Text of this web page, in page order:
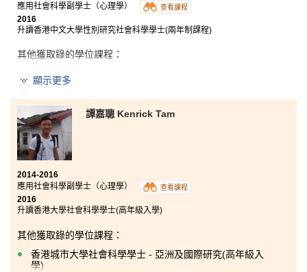
應用社會科學副學士（心理學）
查看課程
2016
升讀香港中文大學性別研究社會科學學士(兩年制課程)
其他獲取錄的學位課程 ：
香港教育大學心理學榮譽社會科學學士(高年級入學)
香港城市大學社會科學學士- 環保政策(高年級入學)
由於學習模式與以往大有不同，書院在學習及課程上都
最難忘的回憶是與志同道合的同伴一起奮鬥，為升讀大
學而努力温習的日子。
顯示更多
譚嘉聰 Kenrick Tam
2014-2016
應用社會科學副學士（心理學）
查看課程
2016
升讀香港大學社會科學學士(高年級入學)
其他獲取錄的學位課程：
香港城市大學社會科學學士 - 亞洲及國際研究(高年級入
學)